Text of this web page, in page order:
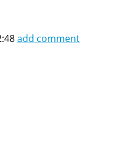
add comment